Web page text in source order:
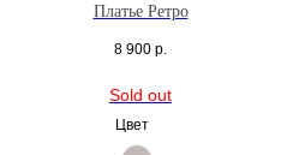
Платье Ретро
8 900 р.
Цвет